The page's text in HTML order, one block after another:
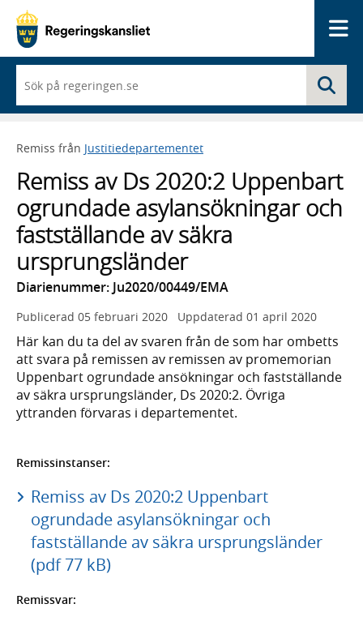
du
börjar
skriva
framträder
lista
med
sökförslag
Remiss från Justitiedepartementet
Remiss av Ds 2020:2 Uppenbart
ogrundade asylansökningar och
fastställande av säkra
ursprungsländer
Diarienummer: Ju2020/00449/EMA
Publicerad 05 februari 2020 Uppdaterad 01 april 2020
Här kan du ta del av svaren från de som har ombetts
att svara på remissen av remissen av promemorian
Uppenbart ogrundade ansökningar och fastställande
av säkra ursprungsländer, Ds 2020:2. Övriga
yttranden förvaras i departementet.
Remissinstanser:
Remiss av Ds 2020:2 Uppenbart
ogrundade asylansökningar och
fastställande av säkra ursprungsländer
(pdf 77 kB)
Remissvar: